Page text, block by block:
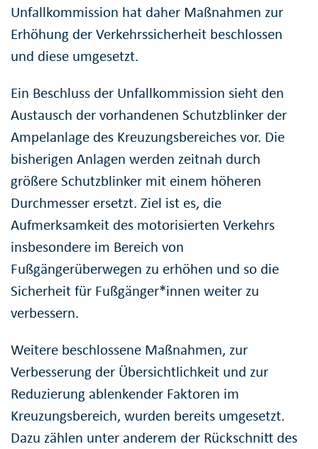
Unfallkommission hat daher Maßnahmen zur
Erhöhung der Verkehrssicherheit beschlossen
und diese umgesetzt.
Ein Beschluss der Unfallkommission sieht den
Austausch der vorhandenen Schutzblinker der
Ampelanlage des Kreuzungsbereiches vor. Die
bisherigen Anlagen werden zeitnah durch
größere Schutzblinker mit einem höheren
Durchmesser ersetzt. Ziel ist es, die
Aufmerksamkeit des motorisierten Verkehrs
insbesondere im Bereich von
Fußgängerüberwegen zu erhöhen und so die
Sicherheit für Fußgänger*innen weiter zu
verbessern.
Weitere beschlossene Maßnahmen, zur
Verbesserung der Übersichtlichkeit und zur
Reduzierung ablenkender Faktoren im
Kreuzungsbereich, wurden bereits umgesetzt.
Dazu zählen unter anderem der Rückschnitt des